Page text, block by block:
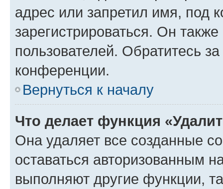
адрес или запретил имя, под
зарегистрироваться. Он
пользователей. Обратитесь
конференции.
Вернуться к началу
Что делает функция
Она удаляет все созданные
оставаться авторизованным
выполняют другие функции,